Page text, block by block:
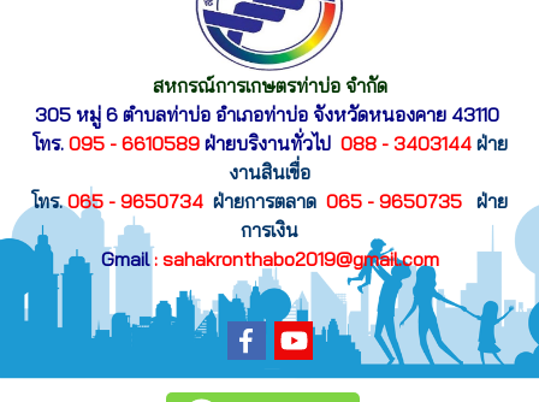
สหกรณ์การเกษตรท่าบ่อ จำกัด
305 หมู่ 6 ตำบลท่าบ่อ อำเภอท่าบ่อ จังหวัดหนองคาย 43110
โทร. 095 - 6610589 ฝ่ายบริงานทั่วไป 088 - 3403144 ฝ่าย
งานสินเขื่อ
โทร.065 - 9650734 ฝ่ายการตลาด 065 - 9650735 ฝ่าย
การเงิน
Gmail: sahakronthabo2019@gmail.com